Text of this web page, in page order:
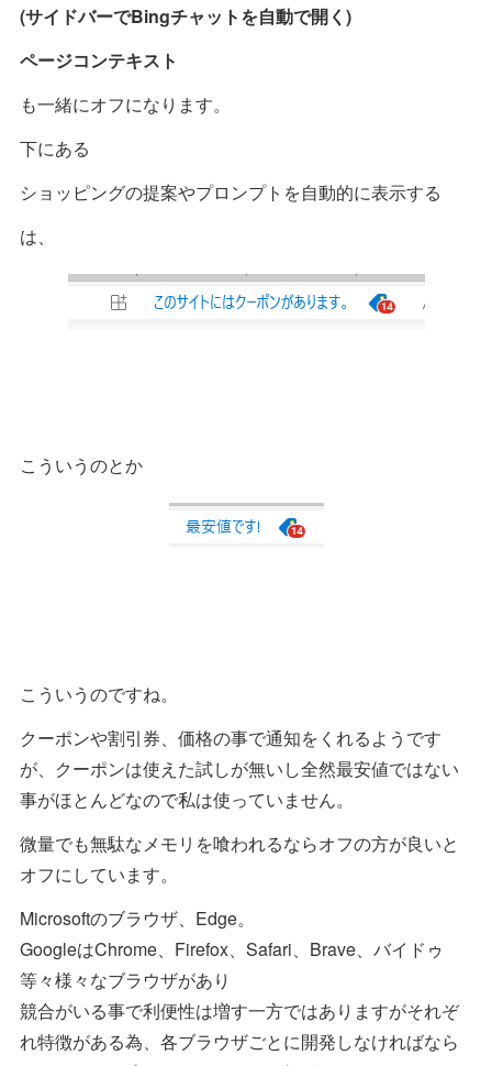
(サイドバーでBingチャットを自動で開く)
ページコンテキスト
も一緒にオフになります。
下にある
ショッピングの提案やプロンプトを自動的に表示する
は、
こういうのとか
こういうのですね。
クーポンや割引券、価格の事で通知をくれるようです
が、クーポンは使えた試しが無いし全然最安値ではない
事がほとんどなので私は使っていません。
微量でも無駄なメモリを喰われるならオフの方が良いと
オフにしています。
Microsoftのブラウザ、Edge。
GoogleはChrome、Firefox、Safari、Brave、バイドゥ
等々様々なブラウザがあり
競合がいる事で利便性は増す一方ではありますがそれぞ
れ特徴がある為、各ブラウザごとに開発しなければなら